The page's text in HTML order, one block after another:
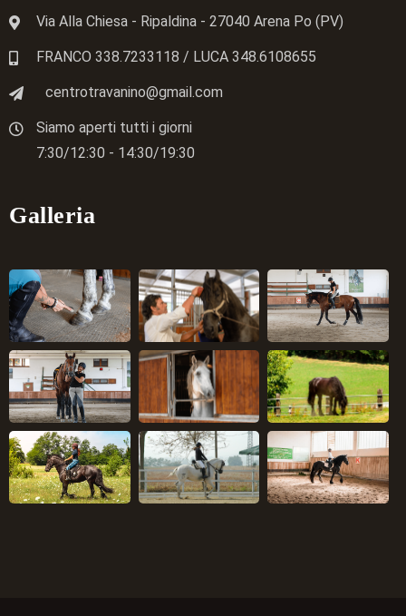
Via Alla Chiesa - Ripaldina - 27040 Arena Po (PV)
FRANCO 338.7233118 / LUCA 348.6108655
centrotravanino@gmail.com
Siamo aperti tutti i giorni
7:30/12:30 - 14:30/19:30
Galleria